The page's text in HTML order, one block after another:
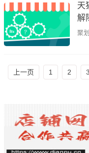
天
解
聚
上一页 1 2 3